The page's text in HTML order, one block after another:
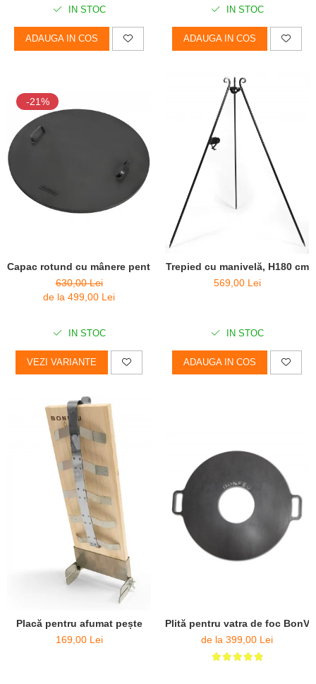
IN STOC
ADAUGA IN COS
IN STOC
ADAUGA IN COS
-21%
Capac rotund cu mânere pentru vatră de foc
630,00 Lei
de la 499,00 Lei
IN STOC
VEZI VARIANTE
Trepied cu manivelă, H180 cm
569,00 Lei
IN STOC
ADAUGA IN COS
Placă pentru afumat pește
169,00 Lei
Plită pentru vatra de foc
de la 399,00 Lei